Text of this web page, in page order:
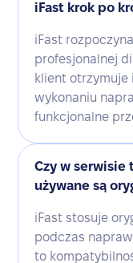
iFast krok po
iFast
profesjonalnej
klient otrzymuje
wykonaniu
funkcjonalne
Czy w serwisie
używane są
iFast stosuje
podczas
to